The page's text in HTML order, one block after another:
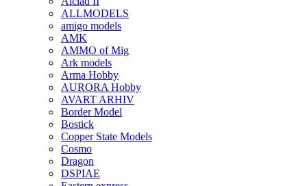
ALLMODELS
amigo models
AMK
AMMO of Mig
Ark models
Arma Hobby
AURORA Hobby
AVART ARHIV
Border Model
Bostick
Copper State Models
Cosmo
Dragon
DSPIAE